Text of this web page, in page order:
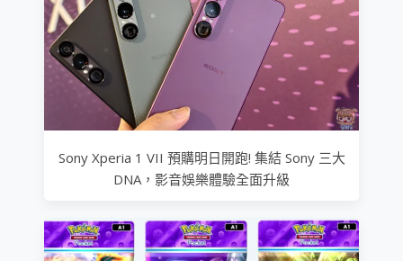
Sony Xperia 1 VII 預購明日開跑! 集結 Sony 三大
DNA，影音娛樂體驗全面升級